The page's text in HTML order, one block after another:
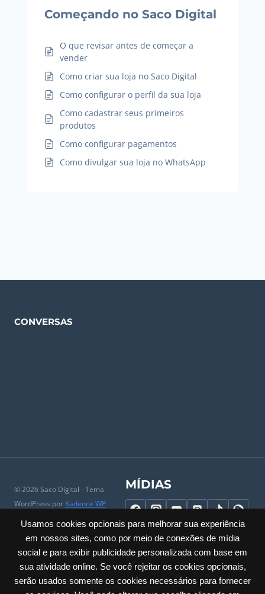
Usamos cookies opcionais para melhorar sua experiência
em nossos sites, como por meio de conexões de mídia
social e para exibir publicidade personalizada com base em
sua atividade online. Se você rejeitar os cookies opcionais,
serão usados somente os cookies necessários para fornecer
Começando no Saco Digital
O que revisar antes de começar a
vender
Como criar sua loja no Saco Digital
Como configurar o perfil da sua loja
Como cadastrar seus primeiros
produtos
Como configurar pagamentos
Como divulgar sua loja no WhatsApp
CONVERSAS
© 2026 Saco Digital - Tema
WordPress por Kadence WP
MÍDIAS
Cadastrar Empresa|Conheça|Porque entrar no Saco Digital|
Comércio Local|Perguntas Frequentes|Universidade do
Comerciante|Parceiros| Trabalhe Conosco|Ajuda| Contato & SAC